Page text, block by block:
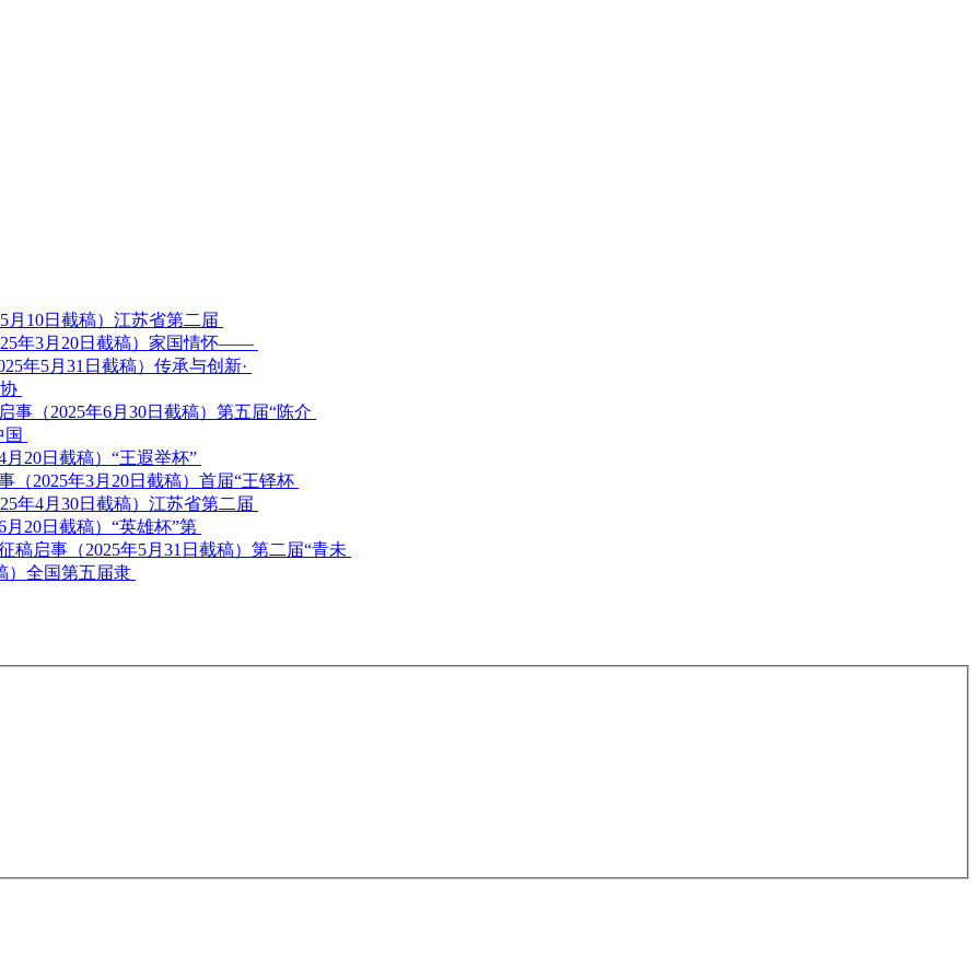
江苏省第二届
家国情怀——
传承与创新·
第五届“陈介
国
“王遐举杯”
首届“王铎杯
江苏省第二届
“英雄杯”第
第二届“青未
全国第五届隶